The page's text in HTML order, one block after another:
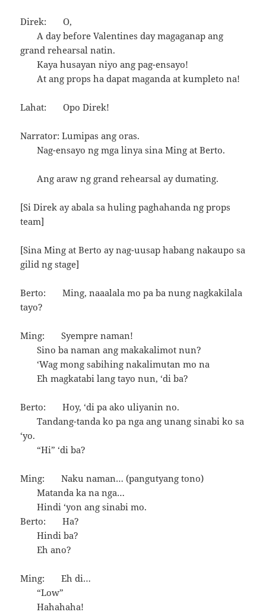
Direk: O,
A day before Valentines day magaganap ang
grand rehearsal natin.
Kaya husayan niyo ang pag-ensayo!
At ang props ha dapat maganda at kumpleto na!
Lahat: Opo Direk!
Narrator: Lumipas ang oras.
Nag-ensayo ng mga linya sina Ming at Berto.
Ang araw ng grand rehearsal ay dumating.
[Si Direk ay abala sa huling paghahanda ng props
team]
[Sina Ming at Berto ay nag-uusap habang nakaupo sa
gilid ng stage]
Berto: Ming, naaalala mo pa ba nung nagkakilala
tayo?
Ming: Syempre naman!
Sino ba naman ang makakalimot nun?
‘Wag mong sabihing nakalimutan mo na
Eh magkatabi lang tayo nun, ‘di ba?
Berto: Hoy, ‘di pa ako uliyanin no.
Tandang-tanda ko pa nga ang unang sinabi ko sa
‘yo.
“Hi” ‘di ba?
Ming: Naku naman… (pangutyang tono)
Matanda ka na nga…
Hindi ‘yon ang sinabi mo.
Berto: Ha?
Hindi ba?
Eh ano?
Ming: Eh di…
“Low”
Hahahaha!